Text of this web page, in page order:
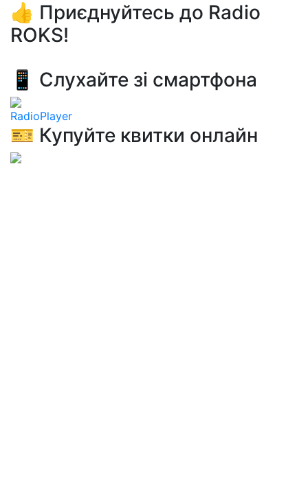
👍 Приєднуйтесь до Radio
ROKS!
📱 Слухайте зі смартфона
RadioPlayer
🎫 Купуйте квитки онлайн